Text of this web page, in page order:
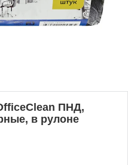
ПНД,
в рулоне